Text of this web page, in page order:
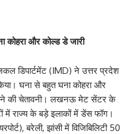
कोहरा और कोल्ड डे जारी
डिपार्टमेंट (IMD) ने उत्तर प्रदेश
घना से बहुत घना कोहरा और
की चेतावनी। लखनऊ मेट सेंटर के
में राज्य के बड़े इलाकों में डेंस फॉग।
बरेली, झांसी में विजिबिलिटी 50